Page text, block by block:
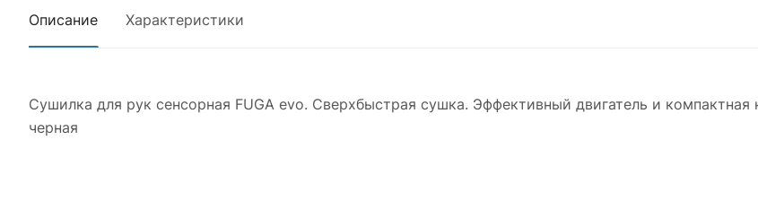
Описание Характеристики
Сушилка для рук сенсорная FUGA evo. Сверхбыстрая сушка. Эффективный двигатель и
черная